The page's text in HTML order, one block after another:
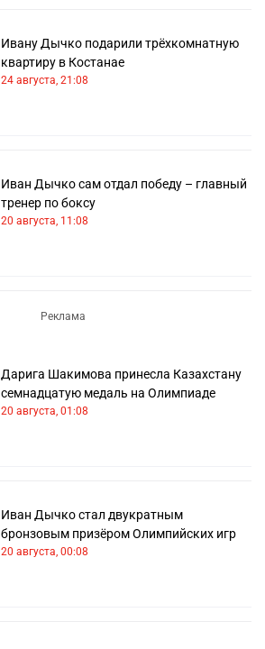
Ивану Дычко подарили трёхкомнатную
квартиру в Костанае
24 августа, 21:08
Иван Дычко сам отдал победу – главный
тренер по боксу
20 августа, 11:08
Дарига Шакимова принесла Казахстану
семнадцатую медаль на Олимпиаде
20 августа, 01:08
Иван Дычко стал двукратным
бронзовым призёром Олимпийских игр
20 августа, 00:08